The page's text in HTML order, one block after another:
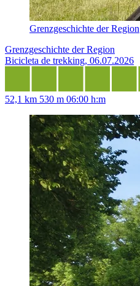
Grenzgeschichte der Region
Grenzgeschichte der Region
Bicicleta de trekking, 06.07.2026
52,1 km 530 m 06:00 h:m